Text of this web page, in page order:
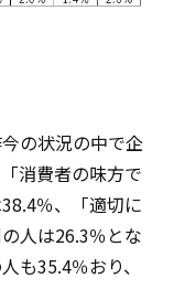
の状況の中で企
消費者の味方で
％、「適切に
人は26.3％とな
も35.4％おり、